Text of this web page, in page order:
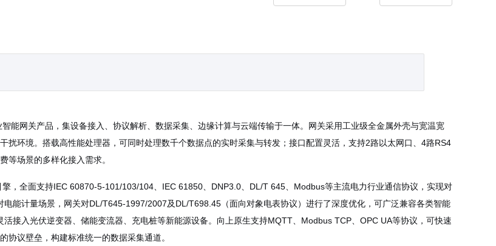
能网关产品，集设备接入、协议解析、数据采集、边缘计算与云端传输于一体。网关采用工业级全金属外壳与宽温宽
环境。搭载高性能处理器，可同时处理数千个数据点的实时采集与转发；接口配置灵活，支持2路以太网口、4路RS4
等场景的多样化接入需求。
，全面支持IEC 60870-5-101/103/104、IEC 61850、DNP3.0、 DL/T 645 、Modbus等主流电力行业通信协议，实现对
能计量场景，网关对DL/T645-1997/2007及DL/T698.45（面向对象电表协议）进行了深度优化，可广泛兼容各类智能
接入光伏逆变器、储能变流器、充电桩等新能源设备。向上原生支持MQTT、Modbus TCP、OPC UA等协议，可快速
协议壁垒，构建标准统一的数据采集通道。